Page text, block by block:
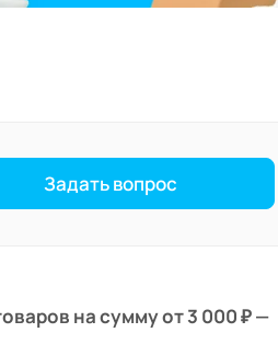
Задать вопрос
на сумму от 3 000 ₽ —